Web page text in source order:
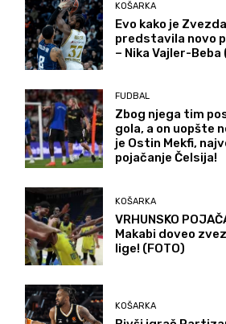
KOŠARKA
Evo kako je Zvezda
predstavila novo
– Nika Vajler-Beba
FUDBAL
Zbog njega tim
gola, a on uopšte
je Ostin Mekfi,
pojačanje Čelsija!
KOŠARKA
VRHUNSKO
Makabi doveo
lige! (FOTO)
KOŠARKA